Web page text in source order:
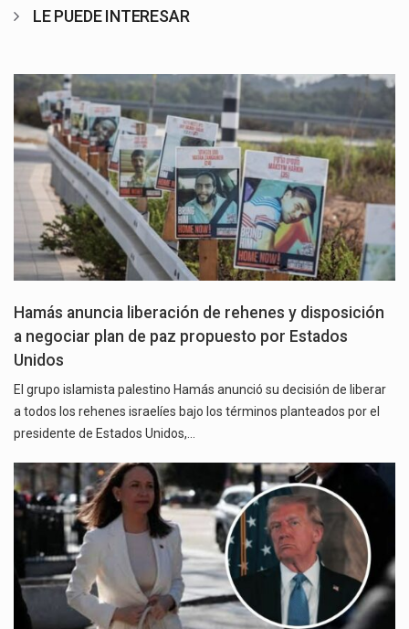
LE PUEDE INTERESAR
Hamás anuncia liberación de rehenes y disposición
a negociar plan de paz propuesto por Estados
Unidos
El grupo islamista palestino Hamás anunció su decisión de liberar
a todos los rehenes israelíes bajo los términos planteados por el
presidente de Estados Unidos,…